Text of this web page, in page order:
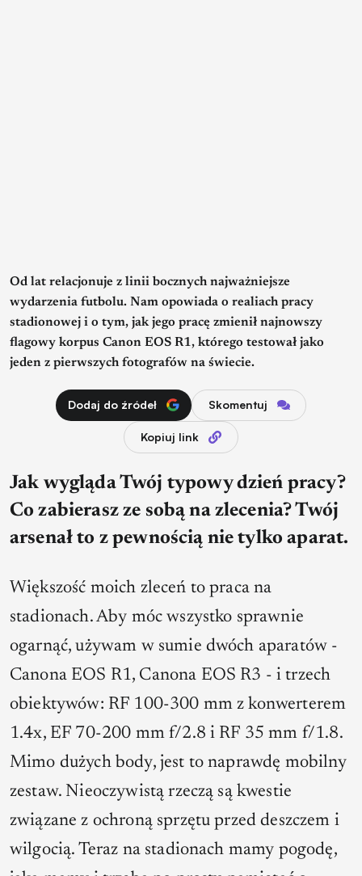
Od lat relacjonuje z linii bocznych najważniejsze
wydarzenia futbolu. Nam opowiada o realiach pracy
stadionowej i o tym, jak jego pracę zmienił najnowszy
flagowy korpus Canon EOS R1, którego testował jako
jeden z pierwszych fotografów na świecie.
Dodaj do źródeł Skomentuj
Kopiuj link
Jak wygląda Twój typowy dzień pracy?
Co zabierasz ze sobą na zlecenia? Twój
arsenał to z pewnością nie tylko aparat.
Większość moich zleceń to praca na
stadionach. Aby móc wszystko sprawnie
ogarnąć, używam w sumie dwóch aparatów -
Canona EOS R1, Canona EOS R3 - i trzech
obiektywów: RF 100-300 mm z konwerterem
1.4x, EF 70-200 mm f/2.8 i RF 35 mm f/1.8.
Mimo dużych body, jest to naprawdę mobilny
zestaw. Nieoczywistą rzeczą są kwestie
związane z ochroną sprzętu przed deszczem i
wilgocią. Teraz na stadionach mamy pogodę,